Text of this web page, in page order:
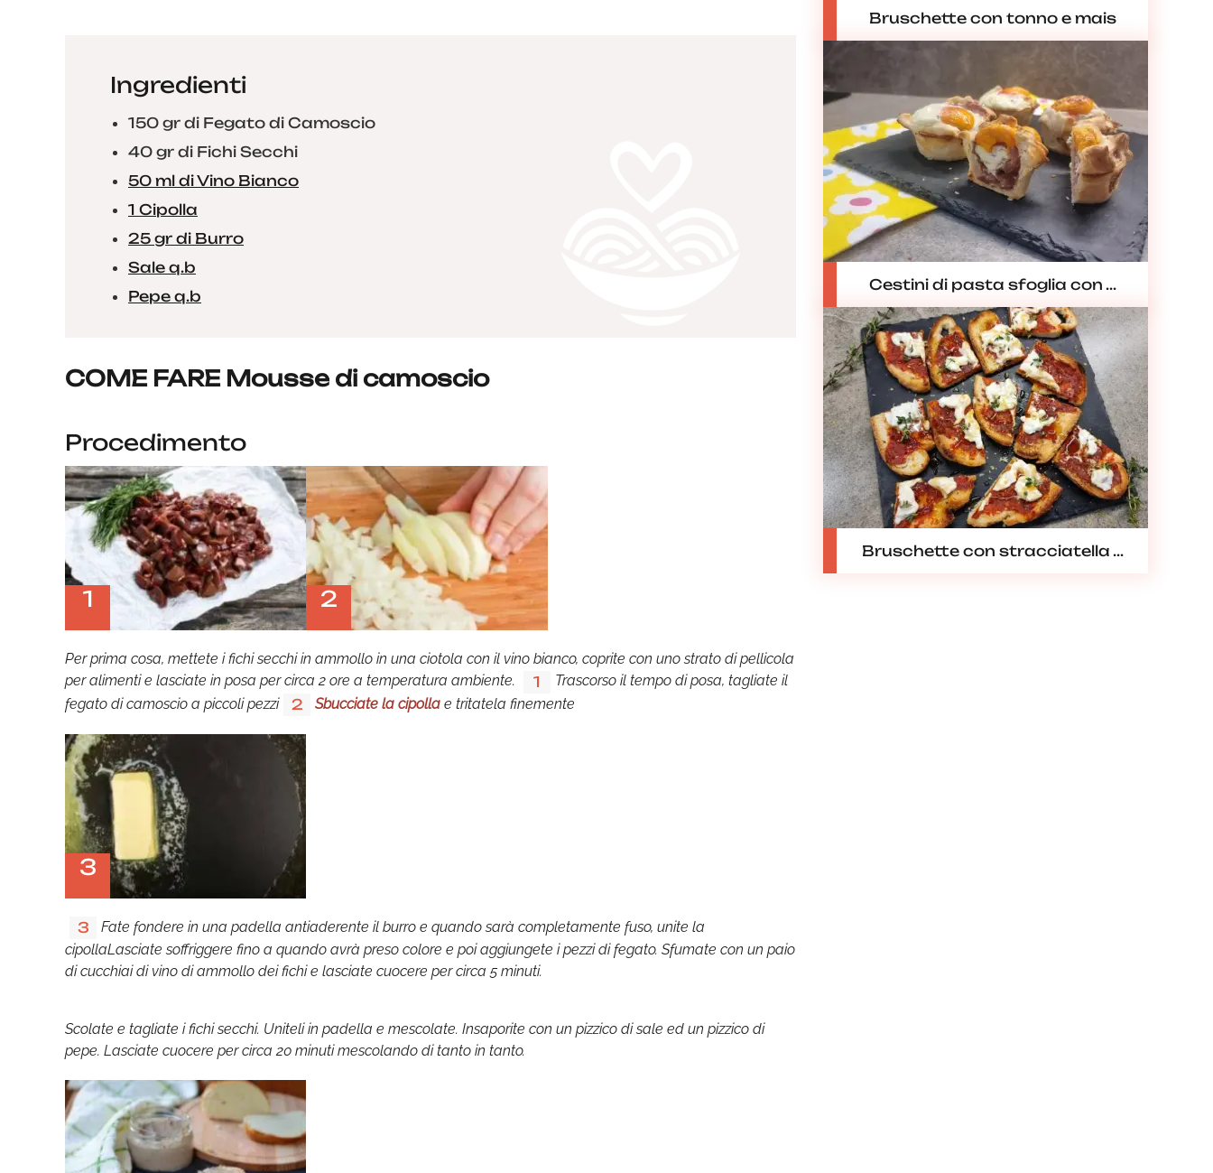
Ingredienti
150 gr di Fegato di Camoscio
40 gr di Fichi Secchi
50 ml di Vino Bianco
1 Cipolla
25 gr di Burro
Sale q.b
Pepe q.b
COME FARE Mousse di camoscio
Procedimento
1 2
Per prima cosa, mettete i fichi secchi in ammollo in una ciotola con il vino bianco, coprite con uno strato di pellicola
per alimenti e lasciate in posa per circa 2 ore a temperatura ambiente.
1
Trascorso il tempo di posa, tagliate il
fegato di camoscio a piccoli pezzi
2 Sbucciate la cipolla e tritatela finemente
3
3
Fate fondere in una padella antiaderente il burro e quando sarà completamente fuso, unite la
cipollaLasciate soffriggere fino a quando avrà preso colore e poi aggiungete i pezzi di fegato. Sfumate con un paio
di cucchiai di vino di ammollo dei fichi e lasciate cuocere per circa 5 minuti.
Scolate e tagliate i fichi secchi. Uniteli in padella e mescolate. Insaporite con un pizzico di sale ed un pizzico di
pepe. Lasciate cuocere per circa 20 minuti mescolando di tanto in tanto.
Bruschette con tonno e mais
Cestini di pasta sfoglia con ...
Bruschette con stracciatella ...